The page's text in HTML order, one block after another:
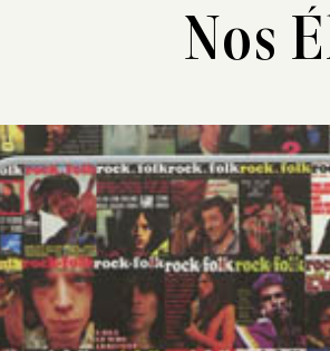
Nos
Previous